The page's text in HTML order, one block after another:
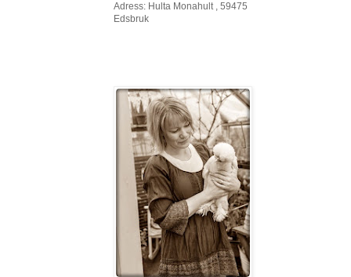
Adress: Hulta Monahult , 59475
Edsbruk